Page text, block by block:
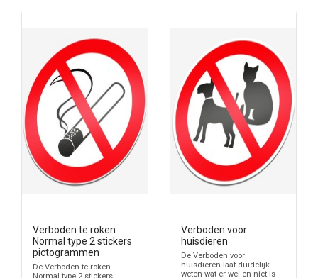
Verboden te roken
Normal type 2 stickers
pictogrammen
De Verboden te roken
Verboden voor
huisdieren
De Verboden voor
huisdieren laat duidelijk
weten wat er wel en niet is